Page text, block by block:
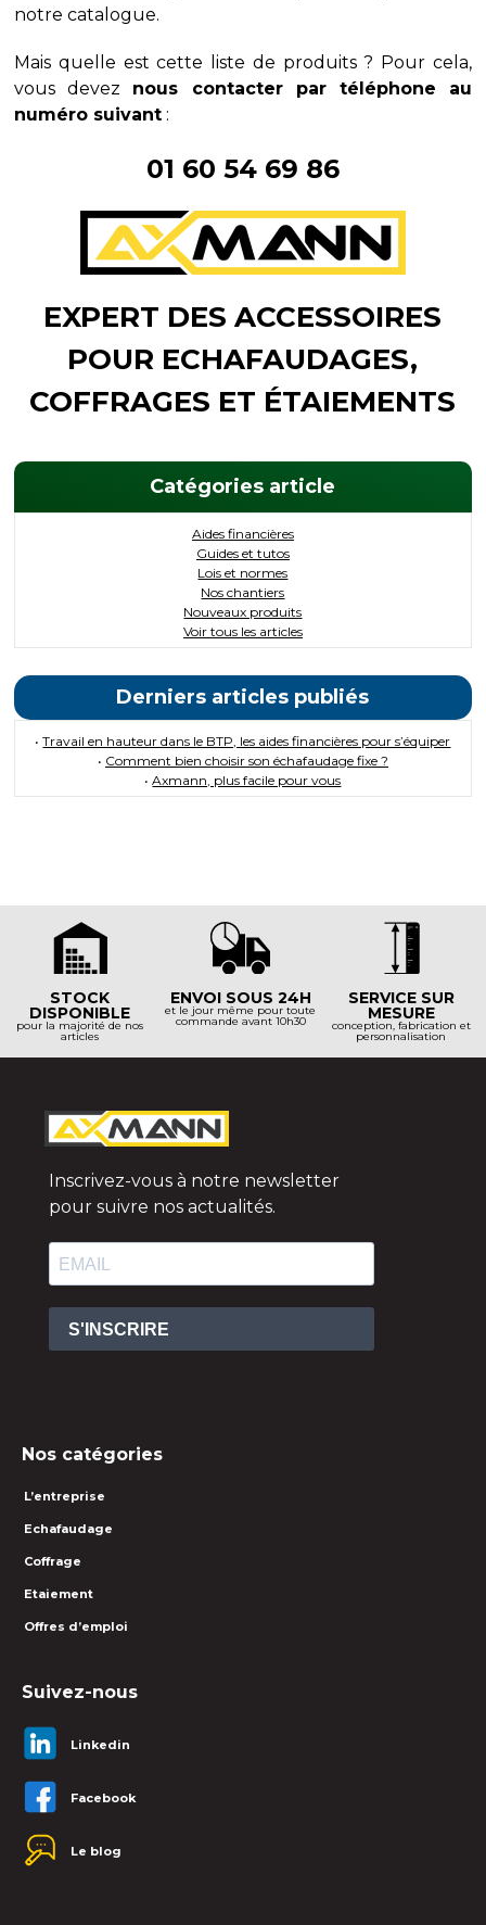
notre catalogue.
Mais quelle est cette liste de produits ? Pour cela,
vous devez nous contacter par téléphone au
numéro suivant :
01 60 54 69 86
EXPERT DES ACCESSOIRES
POUR ECHAFAUDAGES,
COFFRAGES ET ÉTAIEMENTS
Catégories article
Aides financières
Guides et tutos
Lois et normes
Nos chantiers
Nouveaux produits
Voir tous les articles
Derniers articles publiés
•Travail en hauteur dans le BTP, les aides financières pour s’équiper
• Comment bien choisir son échafaudage fixe ?
•Axmann, plus facile pour vous
STOCK
DISPONIBLE
pour la majorité de nos
articles
ENVOI SOUS 24H
et le jour même pour toute
commande avant 10h30
SERVICE SUR
MESURE
conception, fabrication et
personnalisation
Inscrivez-vous à notre newsletter
pour suivre nos actualités.
S'INSCRIRE
Nos catégories
L’entreprise
Echafaudage
Coffrage
Etaiement
Offres d’emploi
Suivez-nous
Linkedin
Facebook
Le blog